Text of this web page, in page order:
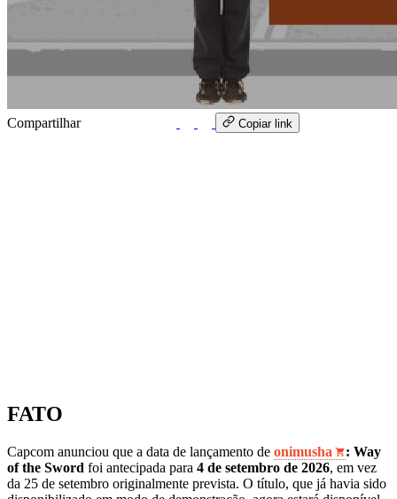
Compartilhar Copiar link
FATO
Capcom anunciou que a data de lançamento de onimusha
: Way
of the Sword foi antecipada para 4 de setembro de 2026, em vez
da 25 de setembro originalmente prevista. O título, que já havia sido